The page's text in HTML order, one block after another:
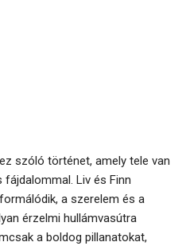
szóló történet, amely tele van
fájdalommal. Liv és Finn
a szerelem és a
érzelmi hullámvasútra
a boldog pillanatokat,